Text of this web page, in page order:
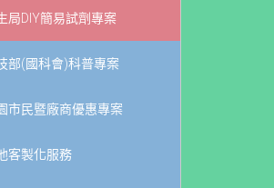
局DIY簡易試劑專案
部(國科會)科普專案
市民暨廠商優惠專案
客製化服務